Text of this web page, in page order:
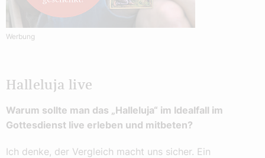
Werbung
Halleluja live
Warum sollte man das „Halleluja“ im Idealfall im
Gottesdienst live erleben und mitbeten?
Ich denke, der Vergleich macht uns sicher. Ein